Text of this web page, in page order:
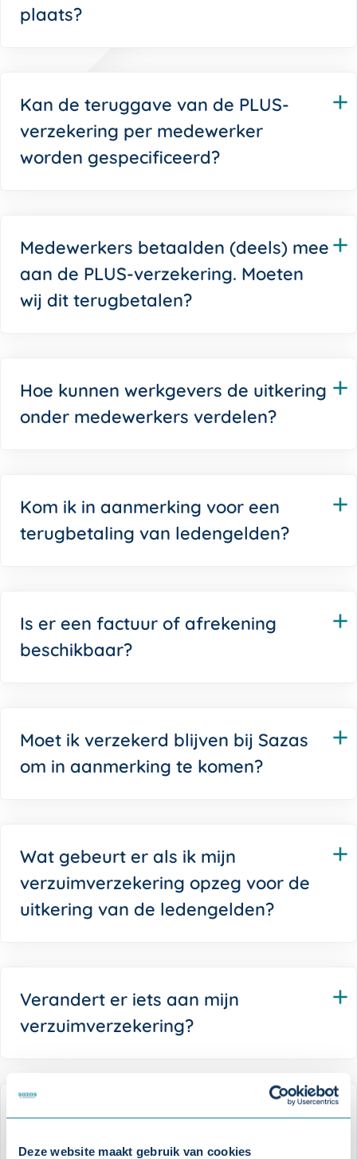
Deze website maakt gebruik van cookies
plaats?
Kan de teruggave van de PLUS-
verzekering per medewerker
worden gespecificeerd?
Medewerkers betaalden (deels) mee
aan de PLUS-verzekering. Moeten
wij dit terugbetalen?
Hoe kunnen werkgevers de uitkering
onder medewerkers verdelen?
Kom ik in aanmerking voor een
terugbetaling van ledengelden?
Is er een factuur of afrekening
beschikbaar?
Moet ik verzekerd blijven bij Sazas
om in aanmerking te komen?
Wat gebeurt er als ik mijn
verzuimverzekering opzeg voor de
uitkering van de ledengelden?
Verandert er iets aan mijn
verzuimverzekering?
Hoe wordt de stem van oud-leden
gewaarborgd binnen Stichting